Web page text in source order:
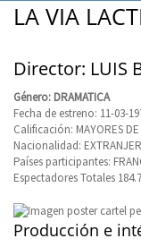
LA VIA
Director: LUIS
Género: DRAMATICA
Fecha de estreno: 11-03-
Calificación: MAYORES
Nacionalidad:
Países participantes:
Espectadores Totales
Producción e